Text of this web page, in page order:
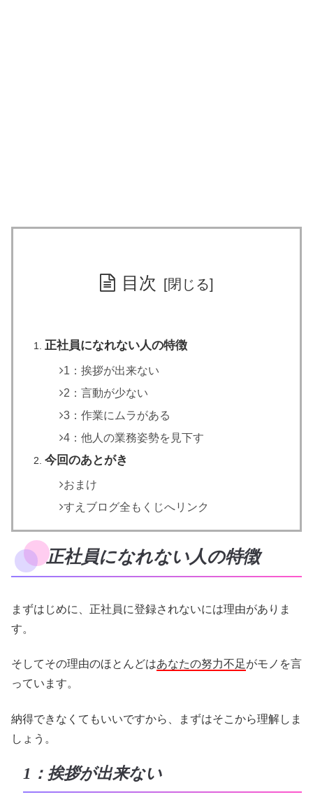
目次
正社員になれない人の特徴
1：挨拶が出来ない
2：言動が少ない
3：作業にムラがある
4：他人の業務姿勢を見下す
今回のあとがき
おまけ
すえブログ全もくじへリンク
正社員になれない人の特徴
まずはじめに、正社員に登録されないには理由がありま
す。
そしてその理由のほとんどはあなたの努力不足がモノを言
っています。
納得できなくてもいいですから、まずはそこから理解しま
しょう。
1：挨拶が出来ない